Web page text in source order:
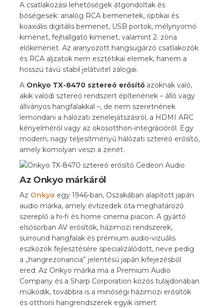
A csatlakozási lehetőségek átgondoltak és
bőségesek: analóg RCA bemenetek, optikai és
koaxiális digitális bemenet, USB portok, mélynyomó
kimenet, fejhallgató kimenet, valamint 2. zóna
előkimenet. Az aranyozott hangsugárzó csatlakozók
és RCA aljzatok nem esztétikai elemek, hanem a
hosszú távú stabil jelátvitel zálogai.
A Onkyo TX-8470 sztereó erősítő azoknak való,
akik valódi sztereó rendszert építenének – álló vagy
állványos hangfalakkal –, de nem szeretnének
lemondani a hálózati zenelejátszásról, a HDMI ARC
kényelméről vagy az okosotthon-integrációról. Egy
modern, nagy teljesítményű hálózati sztereó erősítő,
amely komolyan veszi a zenét.
Az Onkyo márkáról
Az Onkyo egy 1946-ban, Oszakában alapított japán
audio márka, amely évtizedek óta meghatározó
szereplő a hi-fi és home cinema piacon. A gyártó
elsősorban AV erősítők, házimozi rendszerek,
surround hangfalak és prémium audio-vizuális
eszközök fejlesztésére specializálódott, neve pedig
a „hangrezonancia” jelentésű japán kifejezésből
ered. Az Onkyo márka ma a Premium Audio
Company és a Sharp Corporation közös tulajdonában
működik, továbbra is a minőségi házimozi erősítők
és otthoni hangrendszerek egyik ismert